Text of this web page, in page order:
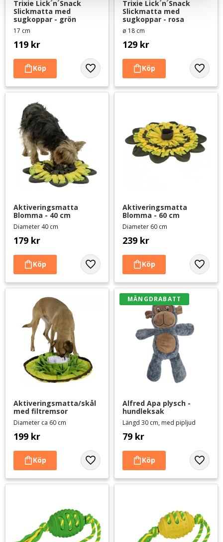
Trixie Lick´n´Snack
Slickmatta med
sugkoppar - grön
17 cm
119 kr
Lägg till i favoriter
Trixie Lick´n´Snack
Slickmatta med
sugkoppar - rosa
ø 18 cm
129 kr
Lägg
Aktiveringsmatta
Blomma - 40 cm
Diameter 40 cm
179 kr
Lägg till i favoriter
Aktiveringsmatta
Blomma - 60 cm
Diameter 60 cm
239 kr
Lägg
Aktiveringsmatta/skål
med filtremsor
Diameter ca 60 cm
199 kr
Lägg till i favoriter
Alfred Apa plysch -
hundleksak
Längd 30 cm, med pipljud
79 kr
MÄNGDRABATT
Lägg